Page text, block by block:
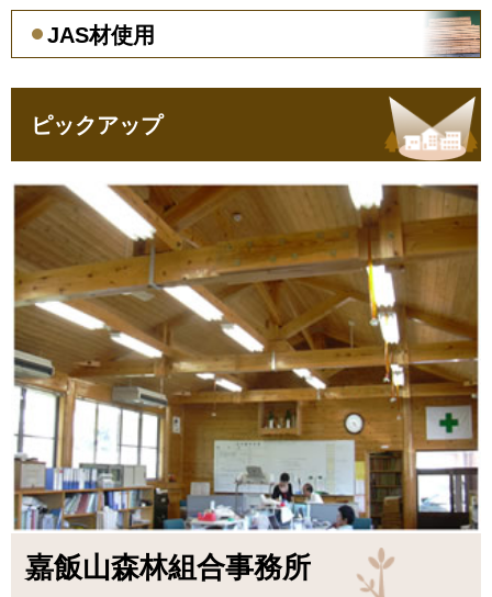
JAS材使用
ピックアップ
嘉飯山森林組合事務所